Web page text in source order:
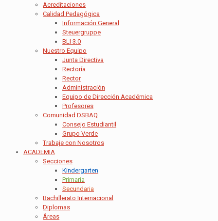
Acreditaciones
Calidad Pedagógica
Información General
Steuergruppe
BLI 3.0
Nuestro Equipo
Junta Directiva
Rectoría
Rector
Administración
Equipo de Dirección Académica
Profesores
Comunidad DSBAQ
Consejo Estudiantil
Grupo Verde
Trabaje con Nosotros
ACADEMIA
Secciones
Kindergarten
Primaria
Secundaria
Bachillerato Internacional
Diplomas
Áreas